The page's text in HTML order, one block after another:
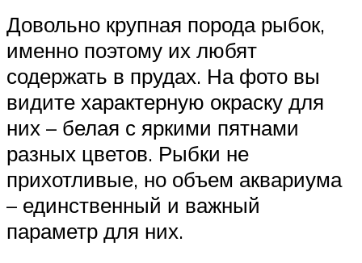
Довольно крупная порода рыбок,
именно поэтому их любят
содержать в прудах. На фото вы
видите характерную окраску для
них – белая с яркими пятнами
разных цветов. Рыбки не
прихотливые, но объем аквариума
– единственный и важный
параметр для них.